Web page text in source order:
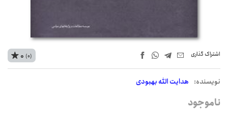
اشتراک‌ گذاری
نويسنده: هدایت الله بهبودی
0 (0)
ناموجود